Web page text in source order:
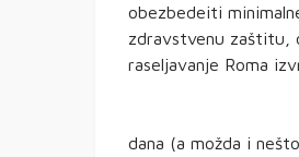
obezbedeiti
zdravstvenu zaštitu,
raseljavanje Roma
dana (a možda i